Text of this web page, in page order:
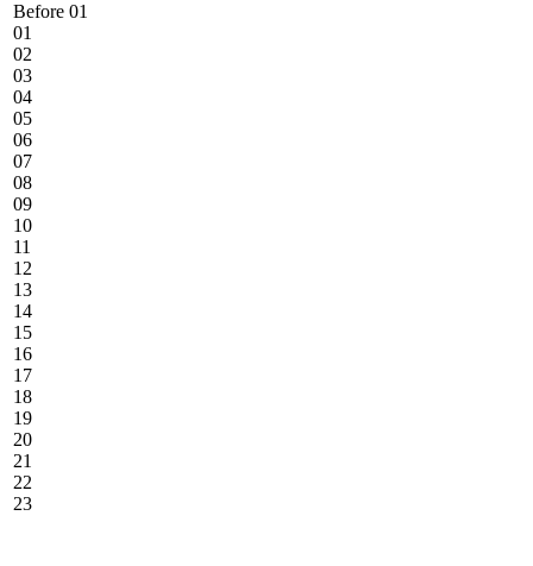
Before 01
01
02
03
04
05
06
07
08
09
10
11
12
13
14
15
16
17
18
19
20
21
22
23